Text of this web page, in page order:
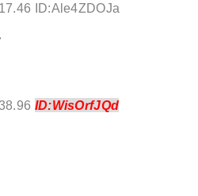
ID:Ale4ZDOJa
ID:WisOrfJQd